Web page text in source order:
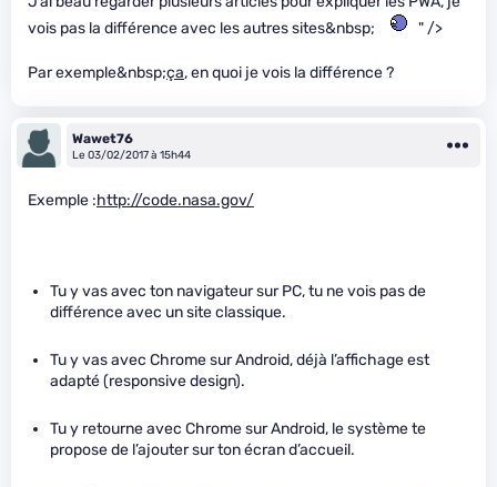
vois pas la différence avec les autres sites&nbsp;
" />
Par exemple&nbsp;ça, en quoi je vois la différence ?
Wawet76
Le 03/02/2017 à 15h44
Exemple :http://code.nasa.gov/
Tu y vas avec ton navigateur sur PC, tu ne vois pas de
différence avec un site classique.
Tu y vas avec Chrome sur Android, déjà l’affichage est
adapté (responsive design).
Tu y retourne avec Chrome sur Android, le système te
propose de l’ajouter sur ton écran d’accueil.